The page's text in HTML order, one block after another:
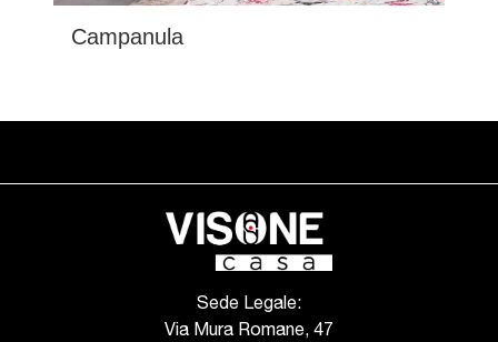
Campanula
Sede Legale:
Via Mura Romane, 47